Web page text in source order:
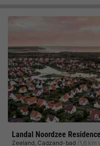
Landal Noordzee
Zeeland, Cadzand-bad (1,6 km